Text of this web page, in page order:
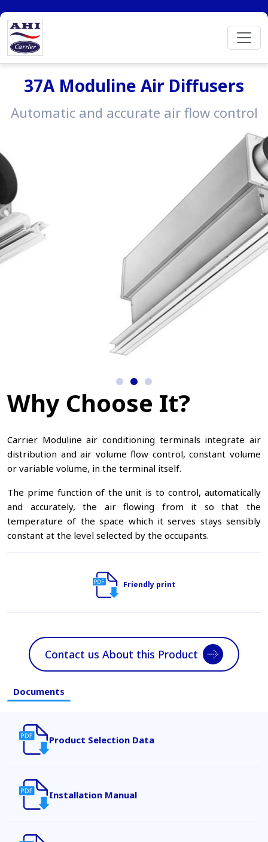
37A Moduline Air Diffusers
Automatic and accurate air flow control
Why Choose It?
Carrier Moduline air conditioning terminals integrate air
distribution and air volume flow control, constant volume
or variable volume, in the terminal itself.
The prime function of the unit is to control, automatically
and accurately, the air flowing from it so that the
temperature of the space which it serves stays sensibly
constant at the level selected by the occupants.
Friendly print
Contact us About this Product
Documents
Product Selection Data
Installation Manual